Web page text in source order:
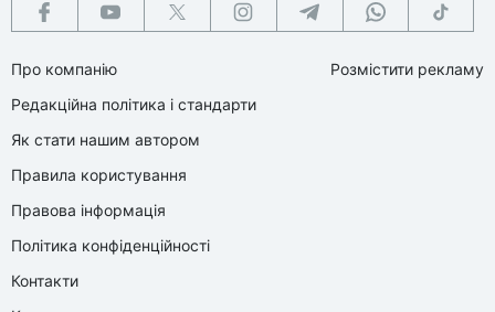
Про компанію
Редакційна політика і стандарти
Як стати нашим автором
Правила користування
Правова інформація
Політика конфіденційності
Контакти
Розмістити рекламу